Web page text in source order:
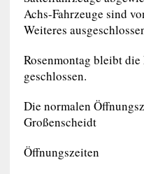
Achs-Fahrzeuge sind
Weiteres
Rosenmontag bleibt
geschlossen.
Die normalen
Großenscheidt
Öffnungszeiten